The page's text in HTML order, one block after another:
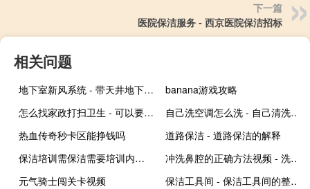
下一篇
医院保洁服务 - 西京医院保洁招标
相关问题
地下室新风系统 - 带天井地下室要不要新风系统
banana游戏攻略
怎么找家政打扫卫生 - 可以要求家政阿姨手洗袜子吗
自己洗空调怎么洗 - 自己清洗空调步骤视频
热血传奇秒卡区能挣钱吗
道路保洁 - 道路保洁的解释
保洁培训需保洁需要培训内容 - 保洁4大培训内容
冲洗鼻腔的正确方法视频 - 洗鼻器洗鼻鼻子酸疼
元气骑士闯关卡视频
保洁工具间 - 保洁工具间的整理和摆放规定